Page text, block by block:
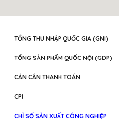
TỔNG THU NHẬP QUỐC GIA (GNI)
TỔNG SẢN PHẨM QUỐC NỘI (GDP)
CÁN CÂN THANH TOÁN
CPI
CHỈ SỐ SẢN XUẤT CÔNG NGHIỆP